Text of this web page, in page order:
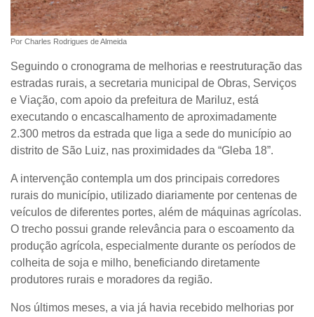
Por Charles Rodrigues de Almeida
Seguindo o cronograma de melhorias e reestruturação das
estradas rurais, a secretaria municipal de Obras, Serviços
e Viação, com apoio da prefeitura de Mariluz, está
executando o encascalhamento de aproximadamente
2.300 metros da estrada que liga a sede do município ao
distrito de São Luiz, nas proximidades da “Gleba 18”.
A intervenção contempla um dos principais corredores
rurais do município, utilizado diariamente por centenas de
veículos de diferentes portes, além de máquinas agrícolas.
O trecho possui grande relevância para o escoamento da
produção agrícola, especialmente durante os períodos de
colheita de soja e milho, beneficiando diretamente
produtores rurais e moradores da região.
Nos últimos meses, a via já havia recebido melhorias por